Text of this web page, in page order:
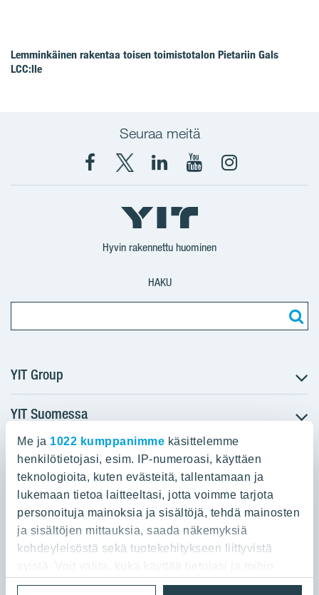
Me ja 1022 kumppanimme käsittelemme
henkilötietojasi, esim. IP-numeroasi, käyttäen
teknologioita, kuten evästeitä, tallentamaan ja
lukemaan tietoa laitteeltasi, jotta voimme tarjota
personoituja mainoksia ja sisältöjä, tehdä mainosten
ja sisältöjen mittauksia, saada näkemyksiä
kohdeyleisöstä sekä tuotekehitykseen liittyvistä
syistä. Voit valita, kuka käyttää tietojasi ja mihin
tarkoituksiin.
Lemminkäinen rakentaa toisen toimistotalon Pietariin Gals
LCC:lle
Seuraa meitä
Facebook
X
YIT
Suomi
YIT
Corporation
YIT
Corporation
Instagram
Hyvin rakennettu huominen
HAKU
YIT Group
Tietoa YIT:stä
Töihin meille
Sijoittajat
Projektit
Vastuullisuus
Media
Yhteystiedot
YIT Suomessa
Myytävät asunnot
Vuokrattavat toimitilat
Kiinteistösijoittaminen
Infrarakentaminen
Toimitilarakentaminen
Teollisuusrakentaminen
YIT:n pääkonttori
Panuntie 11, PL 36, 00620 Helsinki
020 433 111